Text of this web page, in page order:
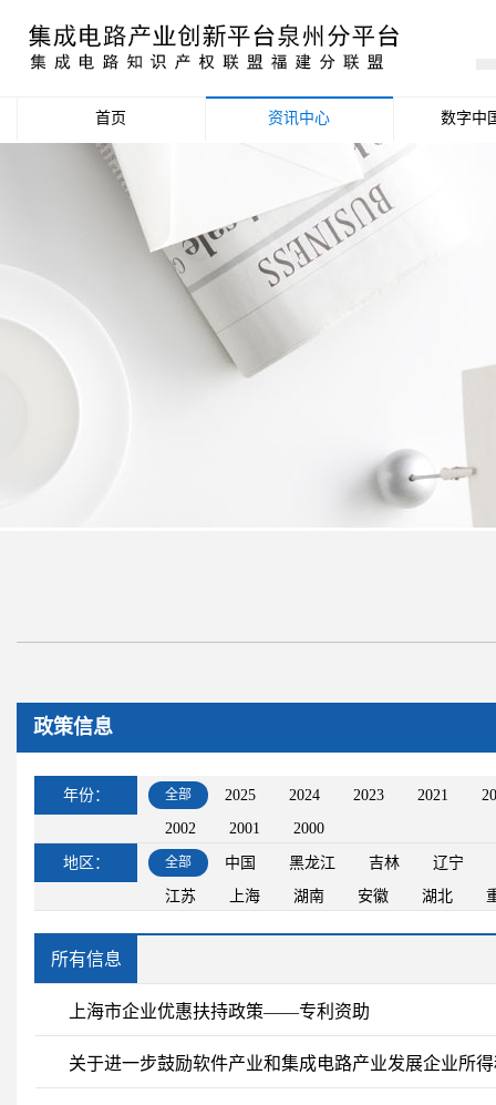
首页 资讯中心
政策信息
活动公告
数据统计分析
数字中
政策信息
年份： 全部 2025 2024 2023 2021
2002
2001 2000
地区： 全部 中国 黑龙江 吉林
辽宁
江苏
上海 湖南 安徽 湖北
所有信息
上海市企业优惠扶持政策——专利资助
关于进一步鼓励软件产业和集成电路产业发展企业所